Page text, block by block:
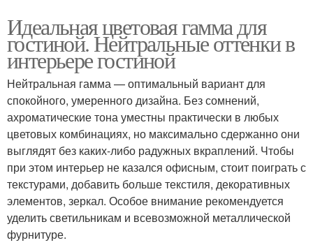
Идеальная цветовая гамма для
гостиной. Нейтральные оттенки в
интерьере гостиной
Нейтральная гамма — оптимальный вариант для
спокойного, умеренного дизайна. Без сомнений,
ахроматические тона уместны практически в любых
цветовых комбинациях, но максимально сдержанно они
выглядят без каких-либо радужных вкраплений. Чтобы
при этом интерьер не казался офисным, стоит поиграть с
текстурами, добавить больше текстиля, декоративных
элементов, зеркал. Особое внимание рекомендуется
уделить светильникам и всевозможной металлической
фурнитуре.